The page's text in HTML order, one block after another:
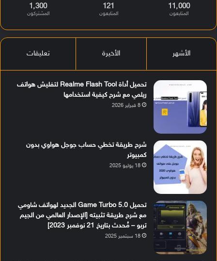
11٬000
المتابعون
121
المتابعون
1٬300
المشتركون
الأشهر الأخيرة تعليقات
تحميل أداة Realme Flash Tool لتفليش هواتف
ريلمي مع شرح كيفية استخدامها
8 فبراير 2026
شرح طريقة تخطي حساب جوجل هواوي بدون
كمبيوتر
18 يوليو 2025
تحميل Game Turbo 5.0 الجديد لهواتف شاومي
مع شرح طريقة تثبيته [الإصدار العالمي من الجيم
تربو – مُحدث بتاريخ 21 نوفمبر 2023]
18 سبتمبر 2025